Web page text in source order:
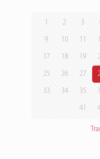
1 2 3
9 10 11
17 18 19
25 26 27
33 34 35
41